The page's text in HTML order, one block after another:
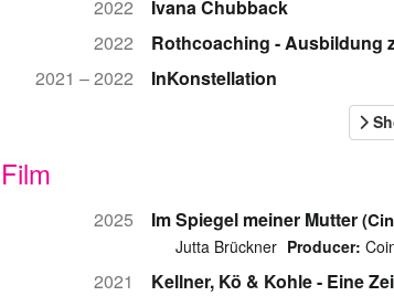
2022
Ivana Chubback
2022
Rothcoaching - Ausbildung
2021 – 2022
InKonstellation
Film
2025 Im Spiegel meiner Mutter
Jutta Brückner Producer:
2021 Kellner, Kö & Kohle - Eine